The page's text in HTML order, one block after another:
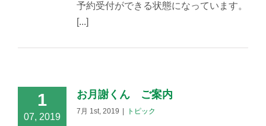
予約受付ができる状態になっています。
[...]
1
07, 2019
お月謝くん ご案内
7月 1st, 2019 トピック